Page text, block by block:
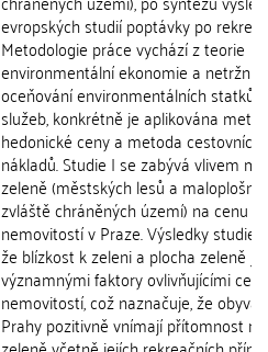
evropských studií poptávky po
Metodologie práce vychází z teorie
environmentální ekonomie a
oceňování environmentálních statků a
služeb, konkrétně je aplikována
hedonické ceny a metoda cestovních
nákladů. Studie I se zabývá vlivem
zeleně (městských lesů a
zvláště chráněných území) na cenu
nemovitostí v Praze. Výsledky studie
že blízkost k zeleni a plocha zeleně
významnými faktory ovlivňujícími ceny
nemovitostí, což naznačuje, že
Prahy pozitivně vnímají přítomnost